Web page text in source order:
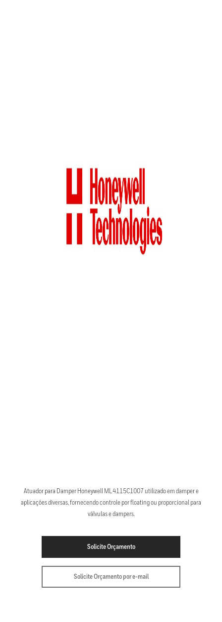
Atuador para Damper Honeywell ML4115C1007 utilizado em damper e
aplicações diversas, fornecendo controle por floating ou proporcional para
válvulas e dampers.
Solicite Orçamento
Solicite Orçamento por e-mail